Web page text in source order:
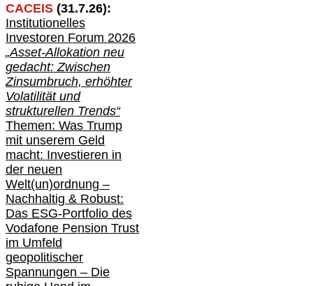
CACEIS (31.7.26):
Institutionelles
Investoren Forum 2026
„Asset-Allokation neu
gedacht: Zwischen
Zinsumbruch, erhöhter
Volatilität und
strukturellen Trends“
Themen: Was Trump
mit unserem Geld
macht: Investieren in
der neuen
Welt(un)ordnung –
Nachhaltig & Robust:
Das ESG-Portfolio des
Vodafone Pension Trust
im Umfeld
geopolitischer
Spannungen – Die